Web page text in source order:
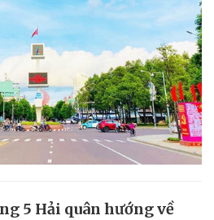
5 Hải quân hướng về